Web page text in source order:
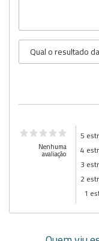
Nenhuma
avaliação
5
4
3
2
1